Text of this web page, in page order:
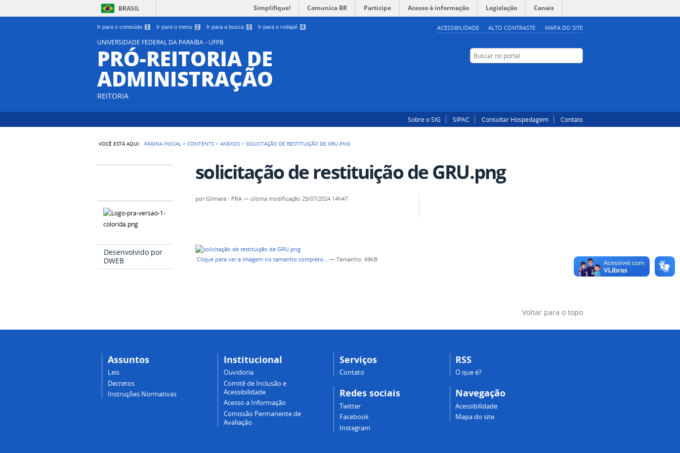
Ir para o conteúdo 1 Ir para o menu 2 Ir para a busca 3 Ir para o rodapé 4 ACESSIBILIDADE ALTO CONTRASTE MAPA DO SITE
BRASIL Simplifique! Comunica BR Participe Acesso à informação Legislação Canais
UNIVERSIDADE FEDERAL DA PARAÍBA - UFPB
PRÓ-REITORIA DE
ADMINISTRAÇÃO
REITORIA
Buscar no portal
Sobre o SIG SIPAC Consultar Hospedagem Contato
VOCÊ ESTÁ AQUI: PÁGINA INICIAL >CONTENTS >ANEXOS >SOLICITAÇÃO DE RESTITUIÇÃO DE GRU.PNG
Desenvolvido por
DWEB
solicitação de restituição de GRU.png
porGilmara - PRA — última modificação 25/07/2024 14h47
Clique para ver a imagem no tamanho completo… —Tamanho: 69KB
Voltar para o topo
Assuntos
Leis
Decretos
Instruções Normativas
Institucional
Ouvidoria
Comitê de Inclusão e
Acessibilidade
Acesso a Informação
Comissão Permanente de
Avaliação
Serviços
Contato
Redes sociais
Twitter
Facebook
Instagram
RSS
O que é?
Navegação
Acessibilidade
Mapa do site